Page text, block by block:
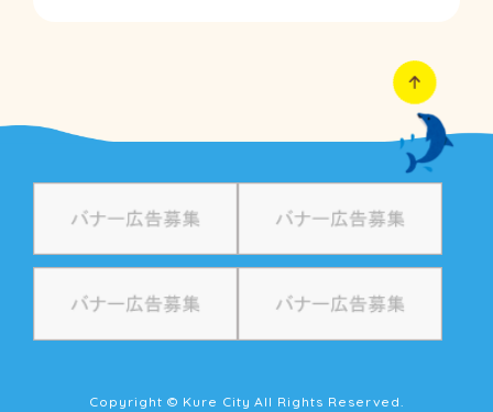
Copyright © Kure City All Rights Reserved.